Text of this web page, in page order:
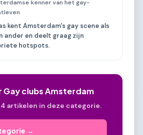
kenner van het gay-
kent Amsterdam's gay scene als
ander en deelt graag zijn
hotspots.
Gay clubs Amsterdam
artikelen in deze categorie.
→